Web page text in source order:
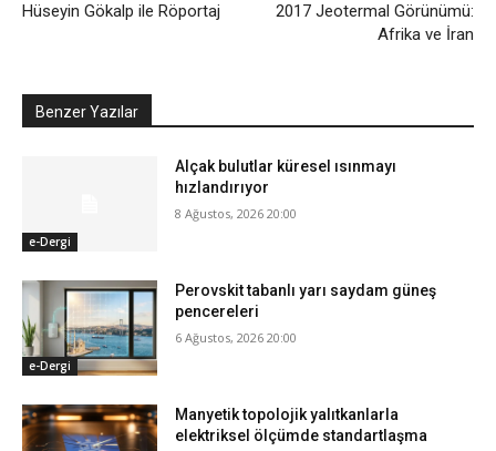
Hüseyin Gökalp ile Röportaj
2017 Jeotermal Görünümü:
Afrika ve İran
Benzer Yazılar
e-Dergi
Alçak bulutlar küresel ısınmayı
hızlandırıyor
8 Ağustos, 2026 20:00
e-Dergi
Perovskit tabanlı yarı saydam güneş
pencereleri
6 Ağustos, 2026 20:00
Manyetik topolojik yalıtkanlarla
elektriksel ölçümde standartlaşma